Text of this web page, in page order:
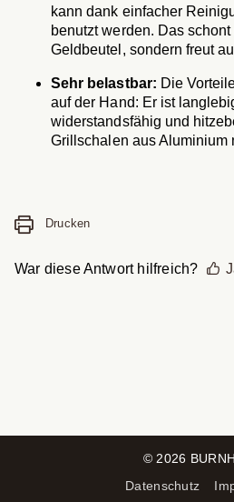
kann dank einfacher
benutzt werden. Das
Geldbeutel, sondern freut
Sehr belastbar: Die
auf der Hand: Er ist
widerstandsfähig und
Grillschalen aus Aluminium
War diese Antwort hilfreich?
Drucken
© 2026
Datenschutz